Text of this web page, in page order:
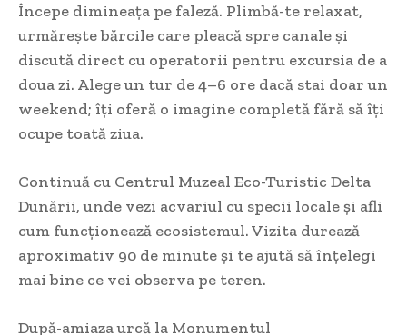
Începe dimineața pe faleză. Plimbă-te relaxat,
urmărește bărcile care pleacă spre canale și
discută direct cu operatorii pentru excursia de a
doua zi. Alege un tur de 4–6 ore dacă stai doar un
weekend; îți oferă o imagine completă fără să îți
ocupe toată ziua.
Continuă cu Centrul Muzeal Eco-Turistic Delta
Dunării, unde vezi acvariul cu specii locale și afli
cum funcționează ecosistemul. Vizita durează
aproximativ 90 de minute și te ajută să înțelegi
mai bine ce vei observa pe teren.
După-amiaza urcă la Monumentul